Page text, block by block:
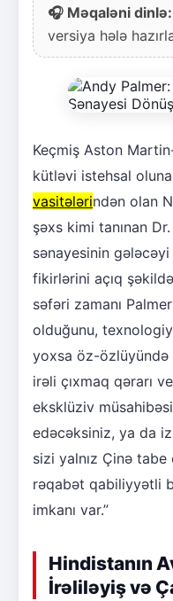
🎧 Məqaləni dinlə:
versiya hələ
Keçmiş Aston
kütləvi istehsal
vasitələrindən olan
şəxs kimi tanınan
sənayesinin gələcəyi
fikirlərini açıq
səfəri zamanı
olduğunu,
yoxsa öz-
irəli çıxmaq qərarı
eksklüziv
edəcəksiniz, ya da
sizi yalnız Çinə tabe
rəqabət qabiliyyətli
imkanı var.”
Hindistanın
İrəliləyiş və